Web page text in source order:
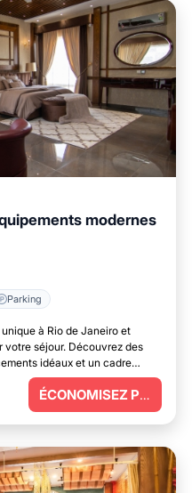
modernes
Parking
à Rio de Janeiro et
séjour. Découvrez des
idéaux et un cadre
ÉCONOMISEZ PLUS